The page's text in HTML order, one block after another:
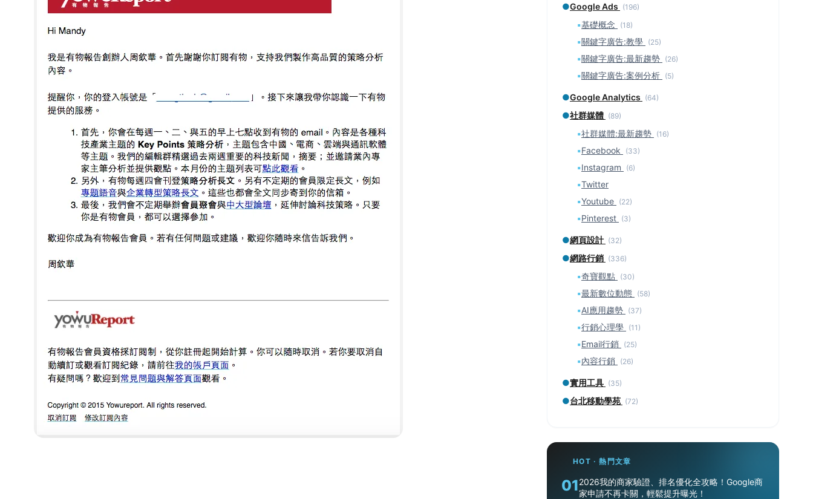
●Google Ads (196)
▪基礎概念 (18)
▪關鍵字廣告:教學 (25)
▪關鍵字廣告:最新趨勢 (26)
▪關鍵字廣告:案例分析 (5)
●Google Analytics (64)
●社群媒體 (89)
▪社群媒體:最新趨勢 (16)
▪Facebook (33)
▪Instagram (6)
▪Twitter
▪Youtube (22)
▪Pinterest (3)
●網頁設計 (32)
●網路行銷 (336)
▪奇寶觀點 (30)
▪最新數位動態 (58)
▪AI應用趨勢 (37)
▪行銷心理學 (11)
▪Email行銷 (25)
▪內容行銷 (26)
●實用工具 (35)
●台北移動學苑 (72)
HOT · 熱門文章
012026我的商家驗證、排名優化全攻略！Google商
家申請不再卡關，輕鬆提升曝光！